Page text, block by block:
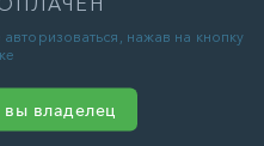
нажав на кнопку
вы владелец